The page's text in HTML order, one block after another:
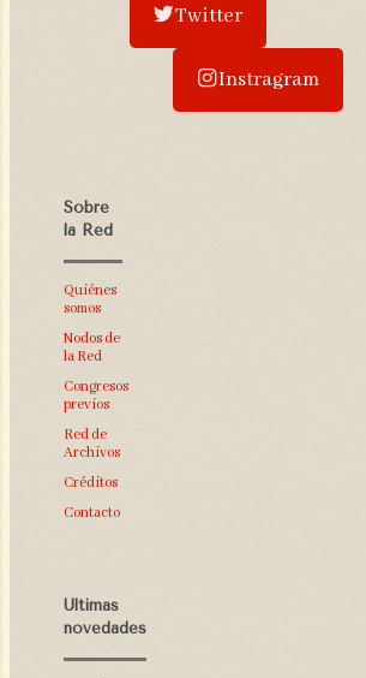
Twitter
Instragram
Sobre
la Red
Quiénes
somos
Nodos de
la Red
Congresos
previos
Red de
Archivos
Créditos
Contacto
Últimas
novedades